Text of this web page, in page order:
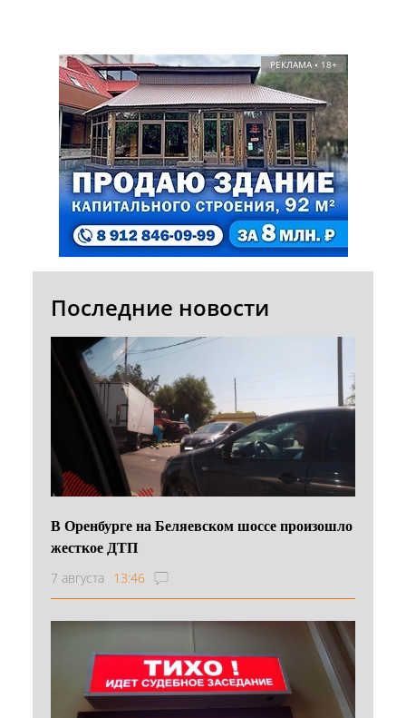
РЕКЛАМА • 18+
Последние новости
В Оренбурге на Беляевском шоссе произошло
жесткое ДТП
7 августа 13:46